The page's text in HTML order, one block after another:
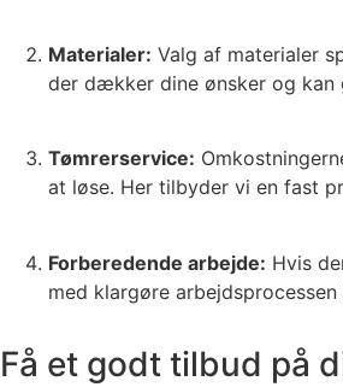
Materialer: Valg af materialer
der dækker dine ønsker og
Tømrerservice:
at løse. Her tilbyder vi en fast
Forberedende arbejde: Hvis
med klargøre
Få et godt tilbud på